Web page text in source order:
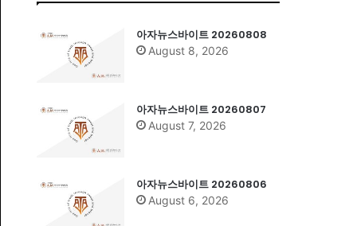
아자뉴스바이트 20260808
August 8, 2026
아자뉴스바이트 20260807
August 7, 2026
아자뉴스바이트 20260806
August 6, 2026